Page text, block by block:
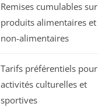
Remises cumulables sur
produits alimentaires et
non-alimentaires
Tarifs préférentiels pour
activités culturelles et
sportives